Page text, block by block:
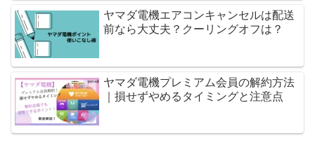
ヤマダ電機エアコンキャンセルは配送
前なら大丈夫？クーリングオフは？
ヤマダ電機プレミアム会員の解約方法
｜損せずやめるタイミングと注意点